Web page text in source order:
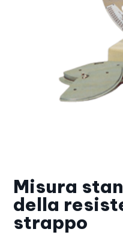
Misura
della
strappo